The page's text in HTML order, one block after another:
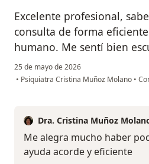
Excelente profesional,
consulta de forma
humano. Me sentí bien
25 de mayo de 2026
• Psiquiatra Cristina Muñoz Molano •
Dra. Cristina Muñoz
Me alegra mucho haber
ayuda acorde y eficiente